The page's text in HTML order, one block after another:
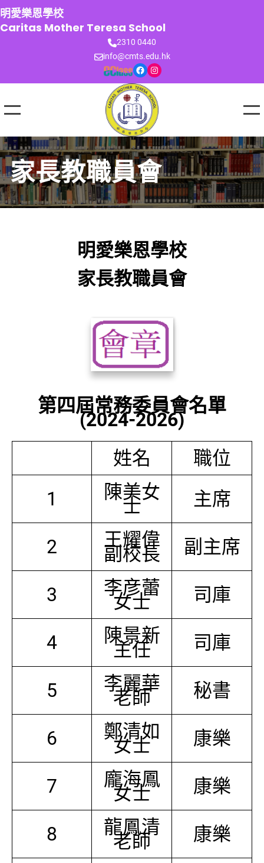
跳
至
主
明愛樂恩學校
Caritas Mother Teresa School
2310 0440
info@cmts.edu.hk
Facebook Instagram
家長教職員會
明愛樂恩學校
家長教職員會
第四屆常務委員會名單
(2024-2026)
姓名
職位
1
陳美女
士 主席
2 王耀偉
副校長 副主席
3 李彦蕾
女士 司庫
4 陳景新
主任 司庫
5 李麗華
老師 秘書
6 鄭清如
女士 康樂
7 龐海鳳
女士 康樂
8 龍鳳清
老師 康樂